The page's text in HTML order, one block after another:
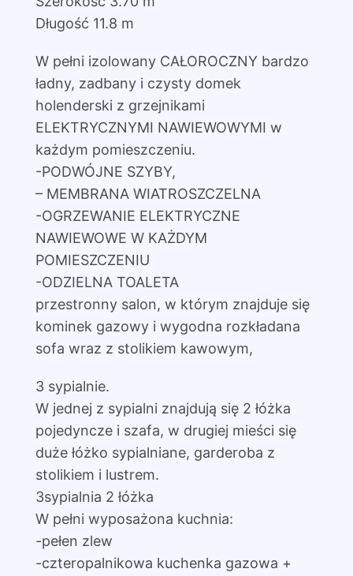
Długość 11.8 m
W pełni izolowany CAŁOROCZNY bardzo
ładny, zadbany i czysty domek
holenderski z grzejnikami
ELEKTRYCZNYMI NAWIEWOWYMI w
każdym pomieszczeniu.
-PODWÓJNE SZYBY,
– MEMBRANA WIATROSZCZELNA
-OGRZEWANIE ELEKTRYCZNE
NAWIEWOWE W KAŻDYM
POMIESZCZENIU
-ODZIELNA TOALETA
przestronny salon, w którym znajduje się
kominek gazowy i wygodna rozkładana
sofa wraz z stolikiem kawowym,
3 sypialnie.
W jednej z sypialni znajdują się 2 łóżka
pojedyncze i szafa, w drugiej mieści się
duże łóżko sypialniane, garderoba z
stolikiem i lustrem.
3sypialnia 2 łóżka
W pełni wyposażona kuchnia:
-pełen zlew
-czteropalnikowa kuchenka gazowa +